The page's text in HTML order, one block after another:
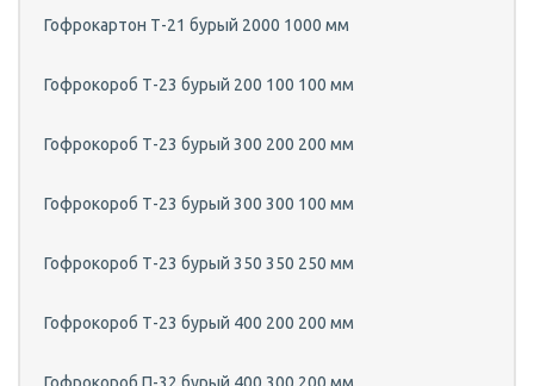
Гофрокартон Т-21 бурый 2000 1000 мм
Гофрокороб Т-23 бурый 200 100 100 мм
Гофрокороб Т-23 бурый 300 200 200 мм
Гофрокороб Т-23 бурый 300 300 100 мм
Гофрокороб Т-23 бурый 350 350 250 мм
Гофрокороб Т-23 бурый 400 200 200 мм